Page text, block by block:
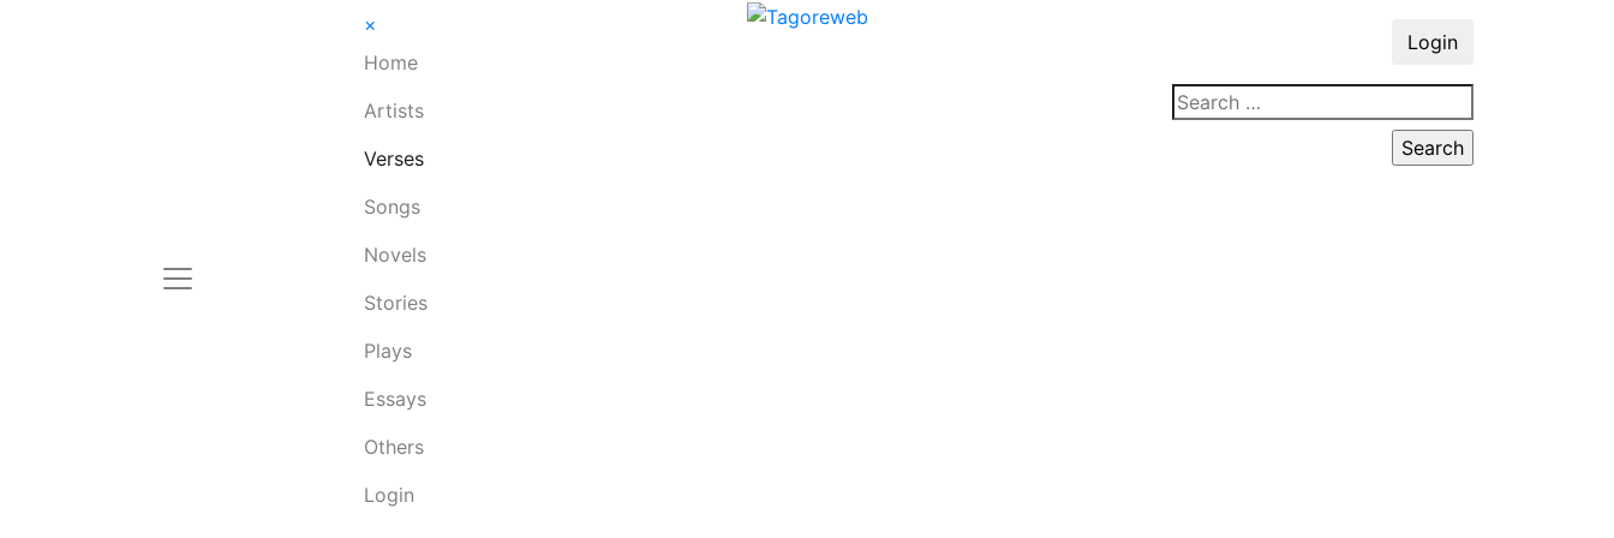
×
Home
Artists
Verses
Songs
Novels
Stories
Plays
Essays
Others
Login
Login